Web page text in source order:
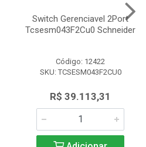
Switch Gerenciavel 2Port
Tcsesm043F2Cu0 Schneider
Código: 12422
SKU: TCSESM043F2CU0
R$ 39.113,31